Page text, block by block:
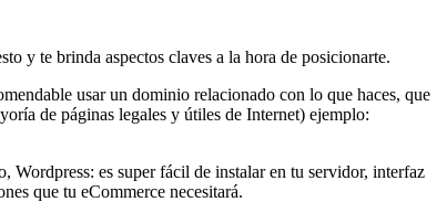
y te brinda aspectos claves a la hora de posicionarte.
usar un dominio relacionado con lo que haces, que
de páginas legales y útiles de Internet) ejemplo:
Wordpress: es super fácil de instalar en tu servidor, interfaz
que tu eCommerce necesitará.